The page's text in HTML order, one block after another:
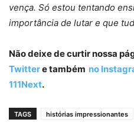
vença. Só estou tentando
importância de lutar e que
Não deixe de curtir nossa
Twittere também no
111Next.
TAGS histórias impressionantes